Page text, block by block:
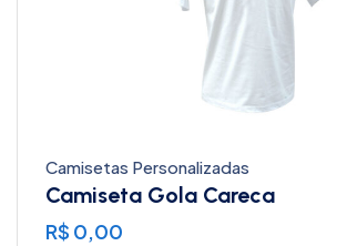
Camisetas Personalizadas
Camiseta Gola Careca
R$ 0,00